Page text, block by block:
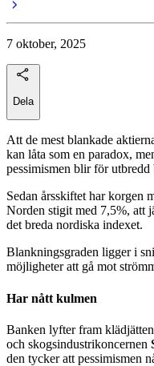
7 oktober, 2025
Dela
Att de mest blankade
kan låta som en paradox,
pessimismen blir för
Sedan årsskiftet har korgen
Norden stigit med 7,5%, att
det breda nordiska indexet.
Blankningsgraden ligger i
möjligheter att gå mot
Har nått kulmen
Banken lyfter fram klädjätten
och skogsindustrikoncernen
den tycker att pessimismen